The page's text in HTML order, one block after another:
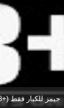
جيمز للكبار فقط (+18)